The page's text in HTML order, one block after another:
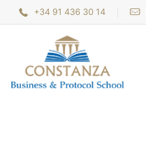
+34 91 436 30 14